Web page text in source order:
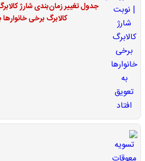
جدول تغییر زمان‌بندی شارژ
کالابرگ برخی خانوارها